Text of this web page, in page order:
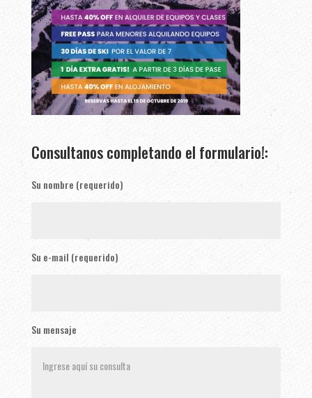
Consultanos completando el formulario!:
Su nombre (requerido)
Su e-mail (requerido)
Su mensaje